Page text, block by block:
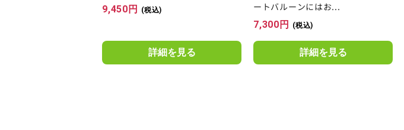
9,450 円 (税込)
詳細を見る
ートバルーンにはお...
7,300 円 (税込)
詳細を見る